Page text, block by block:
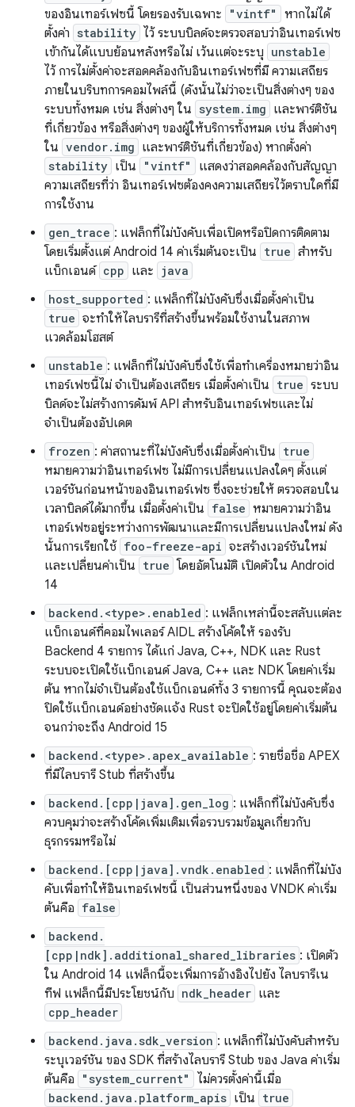
ของอินเทอร์เฟซนี้ โดยรองรับเฉพาะ
"vintf"
หากไม่ได้
ตั้งค่า stability ไว้ ระบบบิลด์จะตรวจสอบว่าอินเทอร์เฟซ
เข้ากันได้แบบย้อนหลังหรือไม่ เว้นแต่จะระบุ unstable
ไว้ การไม่ตั้งค่าจะสอดคล้องกับอินเทอร์เฟซที่มี ความเสถียร
ภายในบริบทการคอมไพล์นี้ (ดังนั้นไม่ว่าจะเป็นสิ่งต่างๆ ของ
ระบบทั้งหมด เช่น สิ่งต่างๆ ใน system.img และพาร์ติชัน
ที่เกี่ยวข้อง หรือสิ่งต่างๆ ของผู้ให้บริการทั้งหมด เช่น สิ่งต่างๆ
ใน vendor.img และพาร์ติชันที่เกี่ยวข้อง) หากตั้งค่า
stability เป็น "vintf"
แสดงว่าสอดคล้องกับสัญญา
ความเสถียรที่ว่า อินเทอร์เฟซต้องคงความเสถียรไว้ตราบใดที่มี
การใช้งาน
gen_trace : แฟล็กที่ไม่บังคับเพื่อเปิดหรือปิดการติดตาม
โดยเริ่มตั้งแต่ Android 14 ค่าเริ่มต้นจะเป็น true สำหรับ
แบ็กเอนด์ cpp และ java
host_supported : แฟล็กที่ไม่บังคับซึ่งเมื่อตั้งค่าเป็น
true จะทำให้ไลบรารีที่สร้างขึ้นพร้อมใช้งานในสภาพ
แวดล้อมโฮสต์
unstable : แฟล็กที่ไม่บังคับซึ่งใช้เพื่อทำเครื่องหมายว่าอิน
เทอร์เฟซนี้ไม่ จำเป็นต้องเสถียร เมื่อตั้งค่าเป็น true ระบบ
บิลด์จะไม่สร้างการดัมพ์ API สำหรับอินเทอร์เฟซและไม่
จำเป็นต้องอัปเดต
frozen : ค่าสถานะที่ไม่บังคับซึ่งเมื่อตั้งค่าเป็น true
หมายความว่าอินเทอร์เฟซ ไม่มีการเปลี่ยนแปลงใดๆ ตั้งแต่
เวอร์ชันก่อนหน้าของอินเทอร์เฟซ ซึ่งจะช่วยให้ ตรวจสอบใน
เวลาบิลด์ได้มากขึ้น เมื่อตั้งค่าเป็น false หมายความว่าอิน
เทอร์เฟซอยู่ระหว่างการพัฒนาและมีการเปลี่ยนแปลงใหม่ ดัง
นั้นการเรียกใช้ foo-freeze-api จะสร้างเวอร์ชันใหม่
และเปลี่ยนค่าเป็น true โดยอัตโนมัติ เปิดตัวใน Android
14
backend.<type>.enabled : แฟล็กเหล่านี้จะสลับแต่ละ
แบ็กเอนด์ที่คอมไพเลอร์ AIDL สร้างโค้ดให้ รองรับ
Backend 4 รายการ ได้แก่ Java, C++, NDK และ Rust
ระบบจะเปิดใช้แบ็กเอนด์ Java, C++ และ NDK โดยค่าเริ่ม
ต้น หากไม่จำเป็นต้องใช้แบ็กเอนด์ทั้ง 3 รายการนี้ คุณจะต้อง
ปิดใช้แบ็กเอนด์อย่างชัดแจ้ง Rust จะปิดใช้อยู่โดยค่าเริ่มต้น
จนกว่าจะถึง Android 15
backend.<type>.apex_available : รายชื่อชื่อ APEX
ที่มีไลบรารี Stub ที่สร้างขึ้น
backend.[cpp|java].gen_log : แฟล็กที่ไม่บังคับซึ่ง
ควบคุมว่าจะสร้างโค้ดเพิ่มเติมเพื่อรวบรวมข้อมูลเกี่ยวกับ
ธุรกรรมหรือไม่
backend.[cpp|java].vndk.enabled : แฟล็กที่ไม่บัง
คับเพื่อทําให้อินเทอร์เฟซนี้ เป็นส่วนหนึ่งของ VNDK ค่าเริ่ม
ต้นคือ false
backend.
[cpp|ndk].additional_shared_libraries : เปิดตัว
ใน Android 14 แฟล็กนี้จะเพิ่มการอ้างอิงไปยัง ไลบรารีเน
ทีฟ แฟล็กนี้มีประโยชน์กับ ndk_header และ
cpp_header
backend.java.sdk_version : แฟล็กที่ไม่บังคับสำหรับ
ระบุเวอร์ชัน ของ SDK ที่สร้างไลบรารี Stub ของ Java ค่าเริ่ม
ต้นคือ
"system_current" ไม่ควรตั้งค่านี้เมื่อ
backend.java.platform_apis เป็น true